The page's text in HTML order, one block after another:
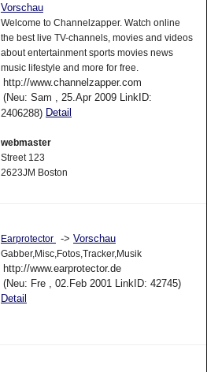
Vorschau
Welcome to Channelzapper. Watch online
the best live TV-channels, movies and videos
about entertainment sports movies news
music lifestyle and more for free.
http://www.channelzapper.com
(Neu: Sam , 25.Apr 2009 LinkID:
2406288) Detail
webmaster
Street 123
2623JM Boston
Earprotector -> Vorschau
Gabber,Misc,Fotos,Tracker,Musik
http://www.earprotector.de
(Neu: Fre , 02.Feb 2001 LinkID: 42745)
Detail